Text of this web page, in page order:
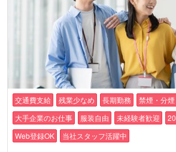
交通費支給 残業少なめ 長期勤務 禁煙・分煙
大手企業のお仕事
服装自由 未経験者歓迎
Web登録OK
当社スタッフ活躍中